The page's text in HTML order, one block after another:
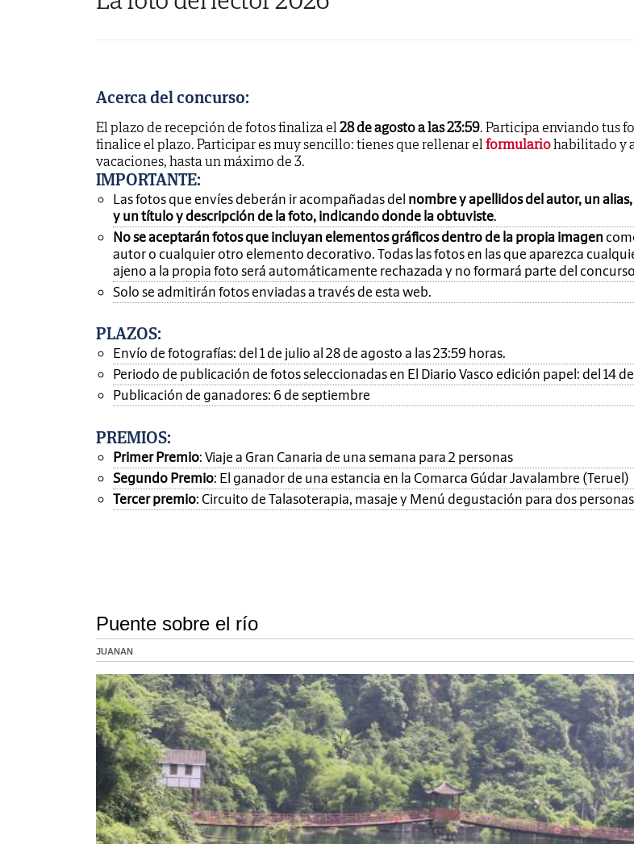
Acerca del concurso:
El plazo de recepción de fotos finaliza el28 de agosto a las 23:59. Participa enviando tus
finalice el plazo. Participar es muy sencillo: tienes que rellenar elformulariohabilitado y
vacaciones, hasta un máximo de 3.
IMPORTANTE:
Las fotos que envíes deberán ir acompañadas del nombre y apellidos del autor, un
y un título y descripción de la foto, indicando donde la obtuviste.
No se aceptarán fotos que incluyan elementos gráficos dentro de la propia imagen
autor o cualquier otro elemento decorativo. Todas las fotos en las que aparezca
ajeno a la propia foto será automáticamente rechazada y no formará parte del
Solo se admitirán fotos enviadas a través de esta web.
PLAZOS:
Envío de fotografías: del 1 de julio al 28 de agosto a las 23:59 horas.
Periodo de publicación de fotos seleccionadas en El Diario Vasco edición papel: del 14
Publicación de ganadores: 6 de septiembre
PREMIOS:
Primer Premio: Viaje a Gran Canaria de una semana para 2 personas
Segundo Premio: El ganador de una estancia en la Comarca Gúdar Javalambre (Teruel)
Tercer premio: Circuito de Talasoterapia, masaje y Menú degustación para dos
Puente sobre el río
JUANAN